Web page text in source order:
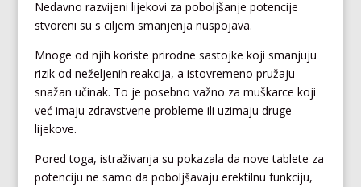
Nedavno razvijeni lijekovi za poboljšanje potencije
stvoreni su s ciljem smanjenja nuspojava.
Mnoge od njih koriste prirodne sastojke koji smanjuju
rizik od neželjenih reakcija, a istovremeno pružaju
snažan učinak. To je posebno važno za muškarce koji
već imaju zdravstvene probleme ili uzimaju druge
lijekove.
Pored toga, istraživanja su pokazala da nove tablete za
potenciju ne samo da poboljšavaju erektilnu funkciju,